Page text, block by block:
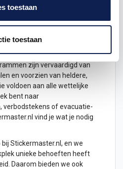
toestaan
toestaan
ontladingen
noodzaak om geleidende
elektrostatische schokken te
zijn vervaardigd van
en voorzien van heldere,
voldoen aan alle wettelijke
bent naar
verbodstekens of evacuatie-
vind je wat je nodig
Stickermaster.nl, en we
unieke behoeften heeft
Daarom bieden we ook